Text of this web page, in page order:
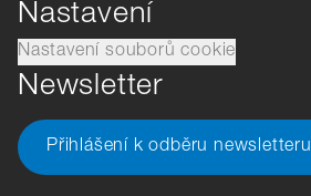
Nastavení
Nastavení souborů cookie
Newsletter
Přihlášení k odběru newsletteru